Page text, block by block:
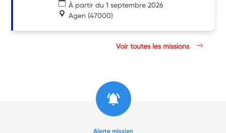
À partir du 1 septembre 2026
Agen (47000)
Voir toutes les missions
Alerte mission